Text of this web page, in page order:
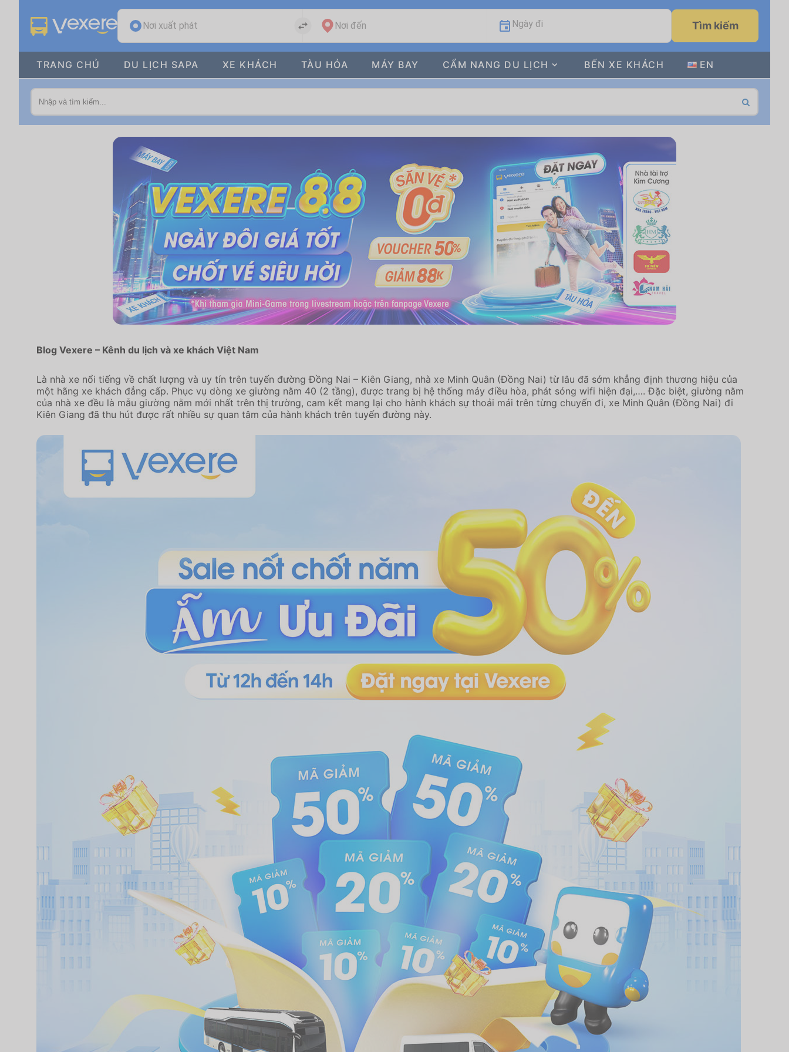
Nơi xuất phát Nơi đến Ngày đi Tìm kiếm
TRANG CHỦ DU LỊCH SAPA XE KHÁCH TÀU HỎA MÁY BAY CẨM NANG DU LỊCH BẾN XE KHÁCH EN
Blog Vexere – Kênh du lịch và xe khách Việt Nam
Là nhà xe nổi tiếng về chất lượng và uy tín trên tuyến đường Đồng Nai – Kiên Giang, nhà xe Minh Quân (Đồng Nai) từ lâu đã sớm khẳng định thương hiệu của
một hãng xe khách đẳng cấp. Phục vụ dòng xe giường nằm 40 (2 tầng), được trang bị hệ thống máy điều hòa, phát sóng wifi hiện đại,…. Đặc biệt, giường nằm
của nhà xe đều là mẫu giường nằm mới nhất trên thị trường, cam kết mang lại cho hành khách sự thoải mái trên từng chuyến đi, xe Minh Quân (Đồng Nai) đi
Kiên Giang đã thu hút được rất nhiều sự quan tâm của hành khách trên tuyến đường này.